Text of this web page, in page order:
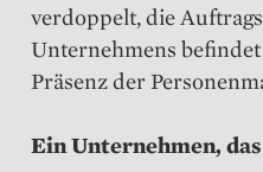
verdoppelt, die
Unternehmens
Präsenz der
Ein Unternehmen,